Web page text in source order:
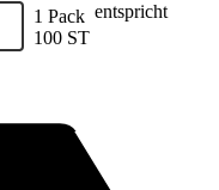
1 Pack entspricht
100 ST